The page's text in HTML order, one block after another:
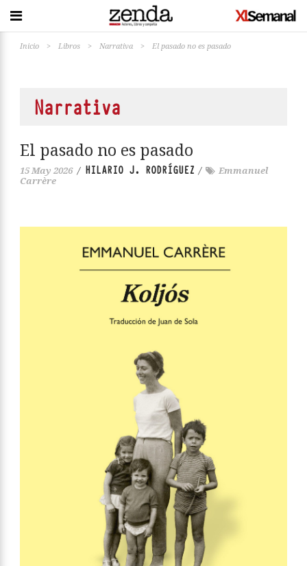
Inicio > Libros > Narrativa > El pasado no es pasado
Narrativa
El pasado no es pasado
15 May 2026 / HILARIO J. RODRÍGUEZ /
Emmanuel
Carrère